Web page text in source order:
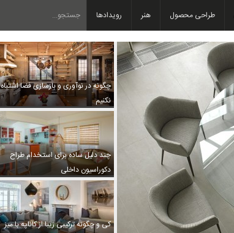
طراحی محصول هنر رویدادها
چگونه در نوآوری و بازسازی فضا اشتباه
نکنیم
چند دلیل ساده برای استخدام طراح
دکوراسیون داخلی
کی و چگونه ترکیبی زیبا از کاناپه با میز